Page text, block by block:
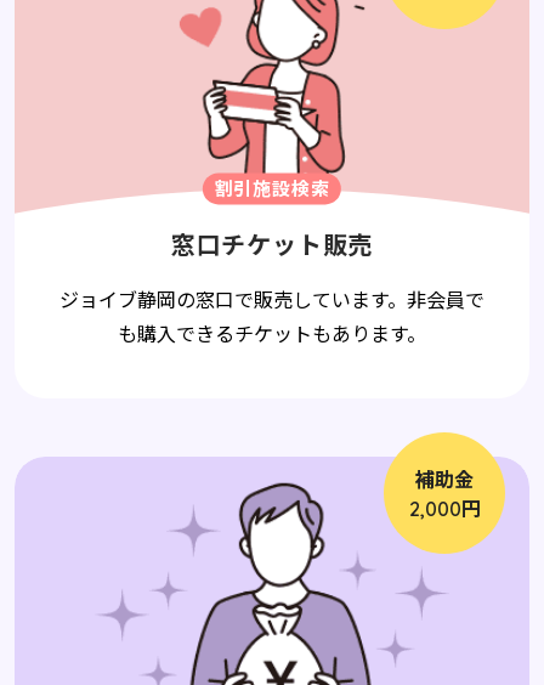
割引施設検索
窓口チケット販売
ジョイブ静岡の窓口で販売しています。非会員で
も購入できるチケットもあります。
補助金
2,000円